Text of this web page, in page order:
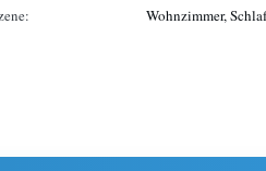
Wohnzimmer,